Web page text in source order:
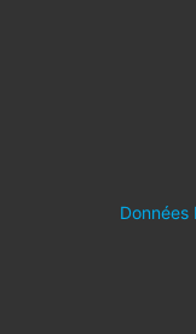
Données